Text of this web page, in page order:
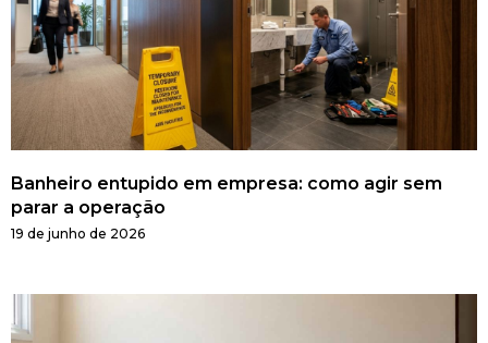
Banheiro entupido em empresa: como agir sem
parar a operação
19 de junho de 2026